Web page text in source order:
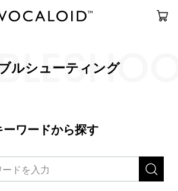
ルシューティング
ーワードから探す